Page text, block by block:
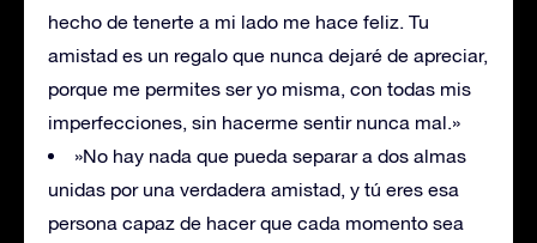
hecho de tenerte a mi lado me hace feliz. Tu
amistad es un regalo que nunca dejaré de apreciar,
porque me permites ser yo misma, con todas mis
imperfecciones, sin hacerme sentir nunca mal.»
»No hay nada que pueda separar a dos almas
unidas por una verdadera amistad, y tú eres esa
persona capaz de hacer que cada momento sea